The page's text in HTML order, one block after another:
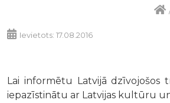
Ievietots: 17.08.2016
Lai informētu Latvijā dzīvojošos
iepazīstinātu ar Latvijas kultūru